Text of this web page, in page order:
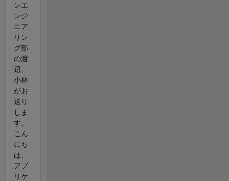
ンエ
ンジ
ニア
リン
グ部
の渡
辺、
小林
がお
送り
しま
す。
こん
にち
は、
アプ
リケ